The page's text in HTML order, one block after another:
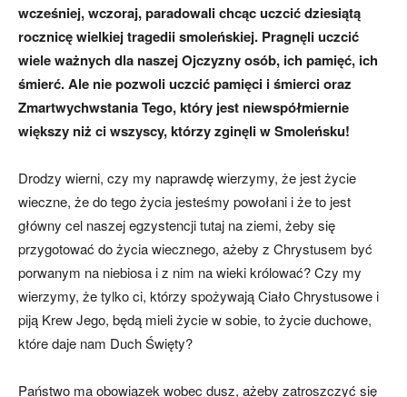
wcześniej, wczoraj, paradowali chcąc uczcić dziesiątą
rocznicę wielkiej tragedii smoleńskiej. Pragnęli uczcić
wiele ważnych dla naszej Ojczyzny osób, ich pamięć, ich
śmierć. Ale nie pozwoli uczcić pamięci i śmiercioraz
ZmartwychwstaniaTego, który jest niewspółmiernie
większy niż ci wszyscy, którzy zginęli w Smoleńsku!
Drodzy wierni, czy my naprawdę wierzymy, że jest życie
wieczne, że do tego życia jesteśmy powołani i że to jest
główny cel naszej egzystencji tutaj na ziemi, żeby się
przygotować do życia wiecznego, ażeby z Chrystusem być
porwanym na niebiosa i z nim na wieki królować? Czy my
wierzymy, że tylko ci, którzy spożywają Ciało Chrystusowe i
piją Krew Jego, będą mieli życie w sobie, to życie duchowe,
które daje nam Duch Święty?
Państwo ma obowiązek wobec dusz, ażeby zatroszczyć się